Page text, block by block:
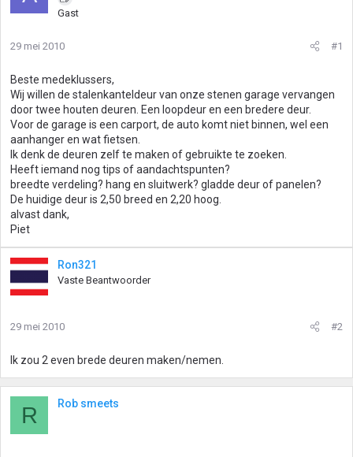
Gast
29 mei 2010 #1
Beste medeklussers,
Wij willen de stalenkanteldeur van onze stenen garage vervangen
door twee houten deuren. Een loopdeur en een bredere deur.
Voor de garage is een carport, de auto komt niet binnen, wel een
aanhanger en wat fietsen.
Ik denk de deuren zelf te maken of gebruikte te zoeken.
Heeft iemand nog tips of aandachtspunten?
breedte verdeling? hang en sluitwerk? gladde deur of panelen?
De huidige deur is 2,50 breed en 2,20 hoog.
alvast dank,
Piet
Ron321
Vaste Beantwoorder
29 mei 2010 #2
Ik zou 2 even brede deuren maken/nemen.
R Rob smeets